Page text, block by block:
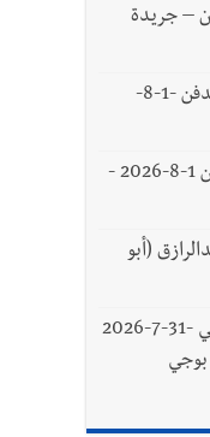
– جريدة
وفاة الحاج زكي حسن فريجة -الدفن -1-8-
وفاة بدرية يوسف بديري -الدفن 1-8-2026 -
(أبو
وفاة الحاج مصطفى محمود بوجي -31-7-2026
بوجي